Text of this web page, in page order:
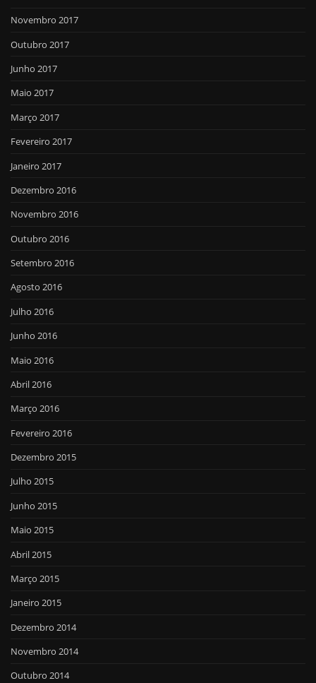
Novembro 2017
Outubro 2017
Junho 2017
Maio 2017
Março 2017
Fevereiro 2017
Janeiro 2017
Dezembro 2016
Novembro 2016
Outubro 2016
Setembro 2016
Agosto 2016
Julho 2016
Junho 2016
Maio 2016
Abril 2016
Março 2016
Fevereiro 2016
Dezembro 2015
Julho 2015
Junho 2015
Maio 2015
Abril 2015
Março 2015
Janeiro 2015
Dezembro 2014
Novembro 2014
Outubro 2014